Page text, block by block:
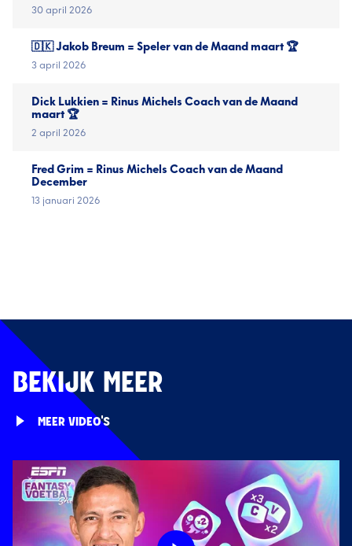
30 april 2026
🇩🇰 Jakob Breum = Speler van de Maand maart 🏆
3 april 2026
Dick Lukkien = Rinus Michels Coach van de Maand
maart 🏆
2 april 2026
Fred Grim = Rinus Michels Coach van de Maand
December
13 januari 2026
BEKIJK MEER
MEER VIDEO'S